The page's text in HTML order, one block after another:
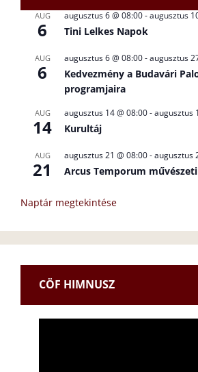
AUG
6
augusztus 6 @ 08:00-augusztus
Tini Lelkes Napok
AUG
6
augusztus 6 @ 08:00-augusztus
Kedvezmény a Budavári
programjaira
AUG
14
augusztus 14 @ 08:00-augusztus
Kurultáj
AUG
21
augusztus 21 @ 08:00-augusztus
Arcus Temporum
Naptár megtekintése
CÖF HIMNUSZ